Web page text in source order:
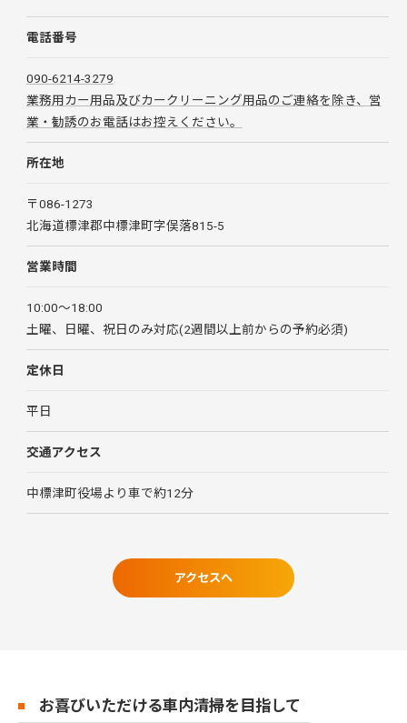
電話番号
090-6214-3279
業務用カー用品及びカークリーニング用品のご連絡を除き、営
業・勧誘のお電話はお控えください。
所在地
〒086-1273
北海道標津郡中標津町字俣落815-5
営業時間
10:00～18:00
土曜、日曜、祝日のみ対応(2週間以上前からの予約必須)
定休日
平日
交通アクセス
中標津町役場より車で約12分
アクセスへ
お喜びいただける車内清掃を目指して